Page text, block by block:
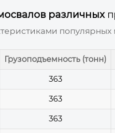
различных
Грузоподъемность (тонн)
363
363
363